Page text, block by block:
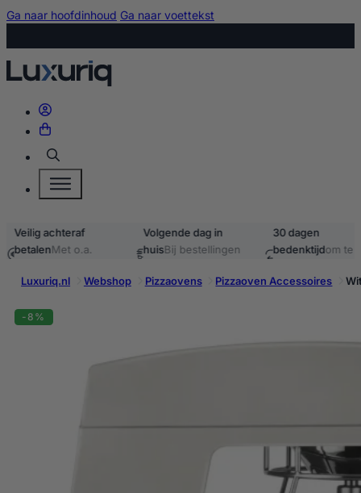
Ga naar hoofdinhoud Ga naar voettekst
Zoeken
Veilig achteraf
betalenMet o.a.
Volgende dag in
huisBij bestellingen
30 dagen
bedenktijdom te
Luxuriq.nl
Webshop Pizzaovens Pizzaoven Accessoires
-8%